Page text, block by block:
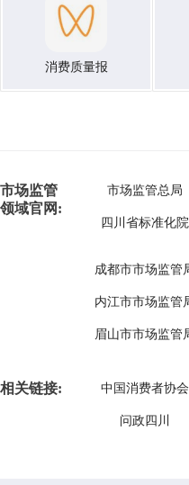
消费质量报
市场监管
领域官网:
市场监管总局
四川省标准化院
成都市市场监管
内江市市场监管
眉山市市场监管
相关链接: 中国消费者协会
问政四川